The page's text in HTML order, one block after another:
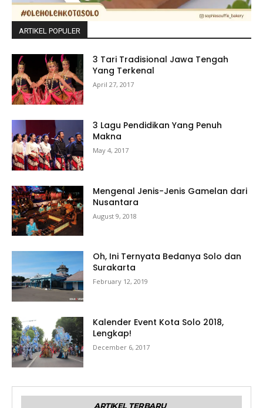
ARTIKEL POPULER
3 Tari Tradisional Jawa Tengah
Yang Terkenal
April 27, 2017
3 Lagu Pendidikan Yang Penuh
Makna
May 4, 2017
Mengenal Jenis-Jenis Gamelan dari
Nusantara
August 9, 2018
Oh, Ini Ternyata Bedanya Solo dan
Surakarta
February 12, 2019
Kalender Event Kota Solo 2018,
Lengkap!
December 6, 2017
ARTIKEL TERBARU